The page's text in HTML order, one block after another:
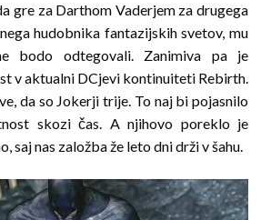
gre za Darthom Vaderjem za drugega
hudobnika fantazijskih svetov, mu
bodo odtegovali. Zanimiva pa je
v aktualni DCjevi kontinuiteti Rebirth.
da so Jokerji trije. To naj bi pojasnilo
skozi čas. A njihovo poreklo je
saj nas založba že leto dni drži v šahu.